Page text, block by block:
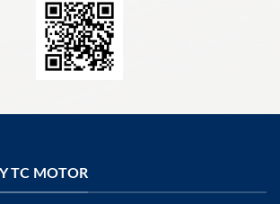
TC MOTOR